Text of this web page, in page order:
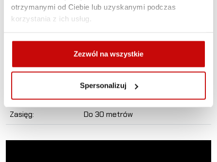
otrzymanymi od Ciebie lub uzyskanymi podczas
korzystania z ich usług.
Zezwól na wszystkie
Spersonalizuj
12V / 24
Gwarancja:
2 lata
Zasięg:
Do 30 metrów